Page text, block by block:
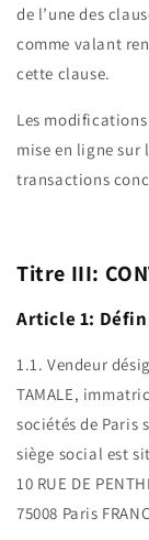
de l’une des
comme valant
cette clause.
Les
mise en ligne sur
transactions
Titre III:
Article 1:
1.1. Vendeur
TAMALE,
sociétés de Paris
siège social est
10 RUE DE
75008 Paris